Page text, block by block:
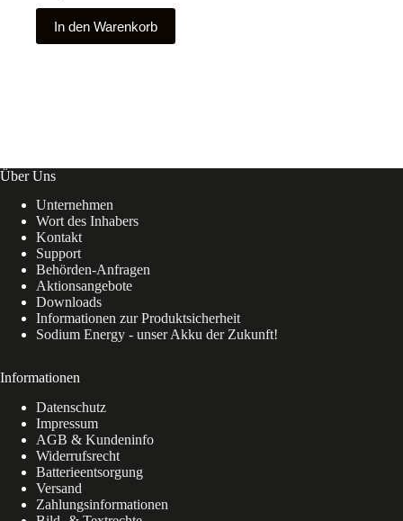
In den Warenkorb
Über Uns
Unternehmen
Wort des Inhabers
Kontakt
Support
Behörden-Anfragen
Aktionsangebote
Downloads
Informationen zur Produktsicherheit
Sodium Energy - unser Akku der Zukunft!
Informationen
Datenschutz
Impressum
AGB & Kundeninfo
Widerrufsrecht
Batterieentsorgung
Versand
Zahlungsinformationen